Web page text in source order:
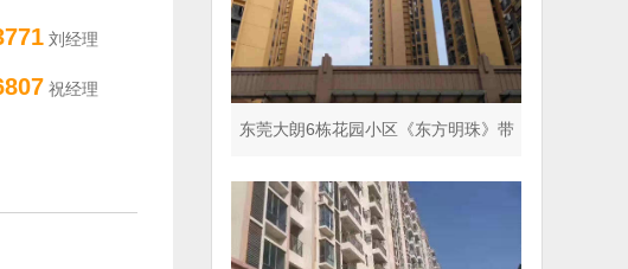
刘经理
祝经理
东莞大朗6栋花园小区《东方明珠》带
停车场 超五星标准